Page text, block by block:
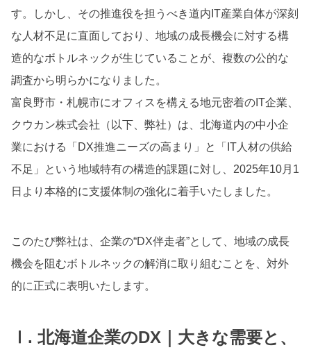
す。しかし、その推進役を担うべき道内IT産業自体が深刻
な人材不足に直面しており、地域の成長機会に対する構
造的なボトルネックが生じていることが、複数の公的な
調査から明らかになりました。
富良野市・札幌市にオフィスを構える地元密着のIT企業、
クウカン株式会社（以下、弊社）は、北海道内の中小企
業における「DX推進ニーズの高まり」と「IT人材の供給
不足」という地域特有の構造的課題に対し、2025年10月1
日より本格的に支援体制の強化に着手いたしました。
このたび弊社は、企業の“DX伴走者”として、地域の成長
機会を阻むボトルネックの解消に取り組むことを、対外
的に正式に表明いたします。
Ⅰ. 北海道企業のDX｜大きな需要と、